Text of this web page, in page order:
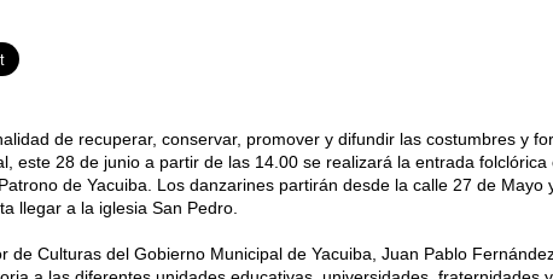
de recuperar, conservar, promover y difundir las costumbres y
este 28 de junio a partir de las 14.00 se realizará la entrada
de Yacuiba. Los danzarines partirán desde la calle 27 de Mayo
llegar a la iglesia San Pedro.
de Culturas del Gobierno Municipal de Yacuiba, Juan Pablo